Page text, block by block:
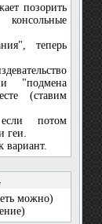
позорить
теперь
"подмена
(ставим
потом
геи.
вариант.
можно)